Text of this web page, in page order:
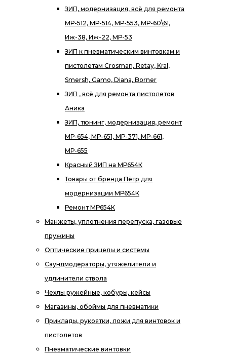
ЗИП, модернизация, всё для ремонта
МР-512, МР-514, МР-553, МР-60\61,
Иж-38, Иж-22, МР-53
ЗИП к пневматическим винтовкам и
пистолетам Crosman, Retay, Kral,
Smersh, Gamo, Diana, Borner
ЗИП , всё для ремонта пистолетов
Аника
ЗИП, тюнинг, модернизация, ремонт
МР-654, МР-651, МР-371, МР-661,
МР-655
Красный ЗИП на МР654К
Товары от бренда Пётр для
модернизации МР654К
Ремонт МР654К
Манжеты, уплотнения перепуска, газовые
пружины
Оптические прицелы и системы
Саундмодераторы, утяжелители и
удлинители ствола
Чехлы ружейные, кобуры, кейсы
Магазины, обоймы для пневматики
Приклады, рукоятки, ложи для винтовок и
пистолетов
Пневматические винтовки